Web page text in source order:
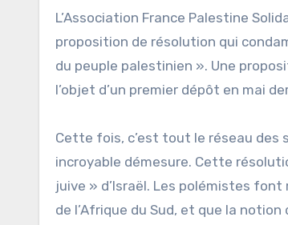
L’Association France Palestine
proposition de résolution qui
du peuple palestinien ». Une
l’objet d’un premier dépôt en mai
Cette fois, c’est tout le réseau des
incroyable démesure. Cette
juive » d’Israël. Les polémistes
de l’Afrique du Sud, et que la